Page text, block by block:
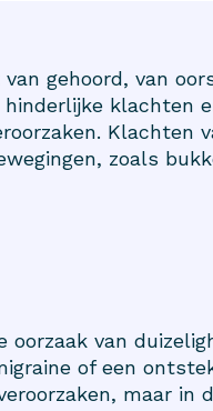
gehoord, van
klachten
Klachten
zoals
van
of een
maar in